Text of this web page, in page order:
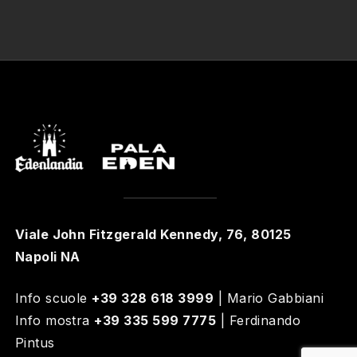
Viale John Fitzgerald Kennedy, 76, 80125
Napoli NA
Info scuole +39 328 618 3999 | Mario Gabbiani
Info mostra +39 335 599 7775 | Ferdinando
Pintus